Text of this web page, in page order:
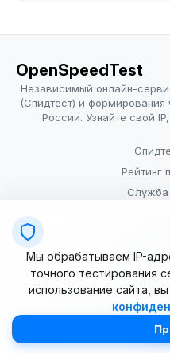
OpenSpeedTest
Независимый онлайн-
(Спидтест) и формирования
России. Узнайте свой
Рейтинг
Служба
Условия
© 2025–2026
Мы обрабатываем IP-
точного тестирования
использование сайта,